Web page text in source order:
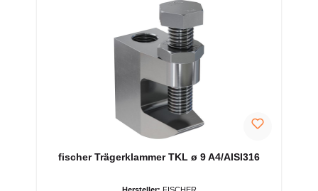
fischer Trägerklammer TKL ø 9 A4/AISI316